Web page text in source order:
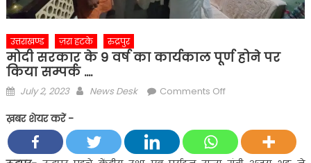
उत्तराखण्ड ज़रा हटके रुद्रपुर
मोदी सरकार के 9 वर्ष का कार्यकाल पूर्ण होने पर
किया सम्पर्क ….
Posted
July 2, 2023 Author
News Desk Comments Offon
9
ख़बर शेयर करें -